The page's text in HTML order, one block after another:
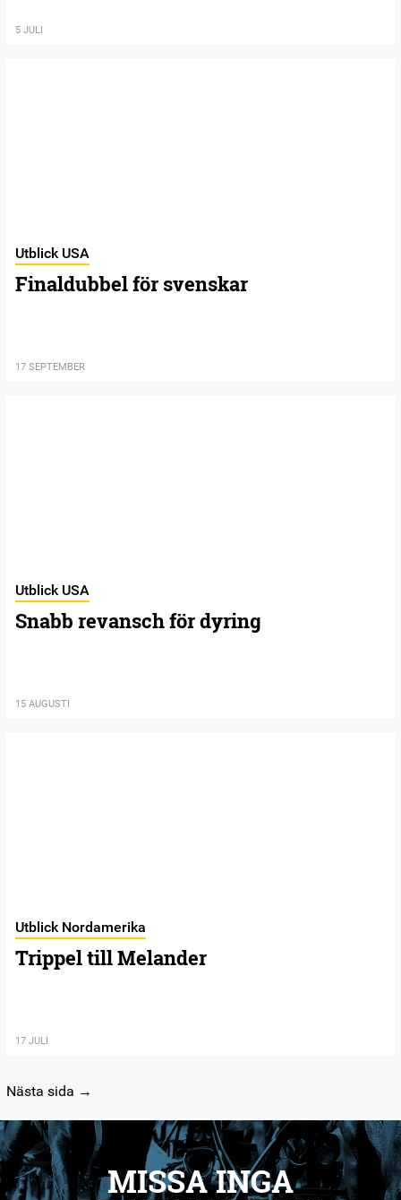
5 JULI
Utblick USA
Finaldubbel för svenskar
17 SEPTEMBER
Utblick USA
Snabb revansch för dyring
15 AUGUSTI
Utblick Nordamerika
Trippel till Melander
17 JULI
Nästa sida →
MISSA INGA